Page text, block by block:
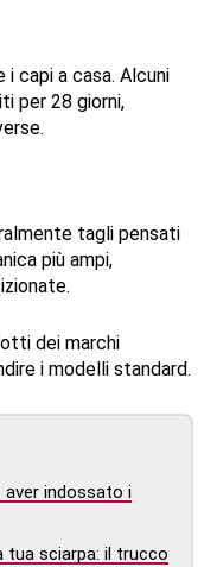
capi a casa. Alcuni
per 28 giorni,
tagli pensati
più ampi,
dei marchi
i modelli standard.
indossato i
tua sciarpa: il trucco